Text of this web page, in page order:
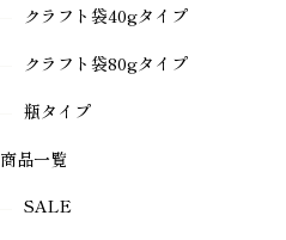
クラフト袋40gタイプ
クラフト袋80gタイプ
瓶タイプ
商品一覧
SALE